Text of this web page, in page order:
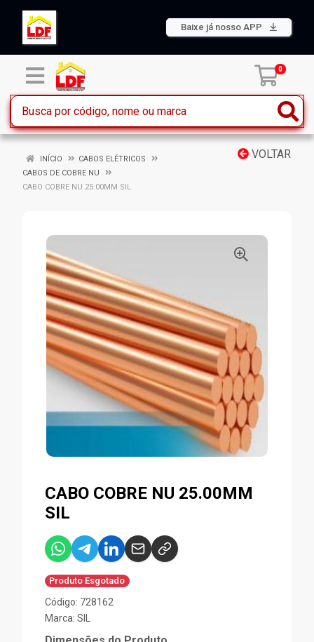
Baixe já nosso APP
0
VOLTAR
INÍCIO
CABOS ELÉTRICOS
CABOS DE COBRE NU
CABO COBRE NU 25.00MM SIL
CABO COBRE NU 25.00MM
SIL
Produto Esgotado
Código: 728162
Marca: SIL